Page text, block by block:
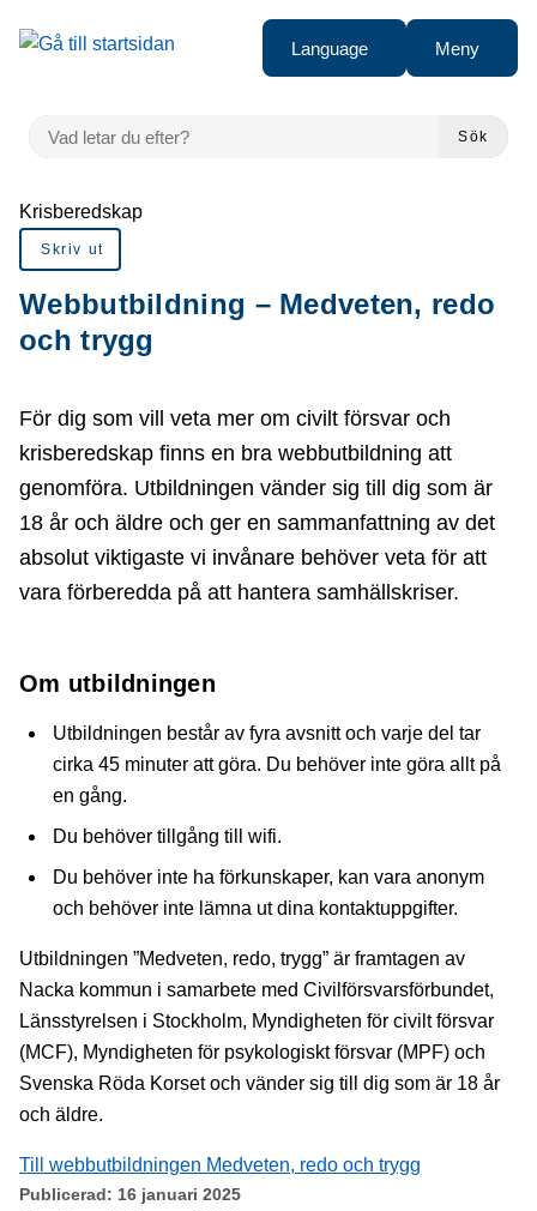
Gå till innehåll
till sidomeny
Language Meny
VAD LETAR DU EFTER?
Sök
Du är här:
Krisberedskap
Skriv ut
Webbutbildning – Medveten, redo
och trygg
För dig som vill veta mer om civilt försvar och
krisberedskap finns en bra webbutbildning att
genomföra. Utbildningen vänder sig till dig som är
18 år och äldre och ger en sammanfattning av det
absolut viktigaste vi invånare behöver veta för att
vara förberedda på att hantera samhällskriser.
Om utbildningen
Utbildningen består av fyra avsnitt och varje del tar
cirka 45 minuter att göra. Du behöver inte göra allt på
en gång.
Du behöver tillgång till wifi.
Du behöver inte ha förkunskaper, kan vara anonym
och behöver inte lämna ut dina kontaktuppgifter.
Utbildningen ”Medveten, redo, trygg” är framtagen av
Nacka kommun i samarbete med Civilförsvarsförbundet,
Länsstyrelsen i Stockholm, Myndigheten för civilt försvar
(MCF), Myndigheten för psykologiskt försvar (MPF) och
Svenska Röda Korset och vänder sig till dig som är 18 år
och äldre.
Till webbutbildningen Medveten, redo och trygg
Publicerad: 16 januari 2025